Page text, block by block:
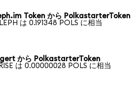
Token から PolkastarterToken
は 0.191348 POLS に相当
から PolkastarterToken
は 0.00000028 POLS に相当